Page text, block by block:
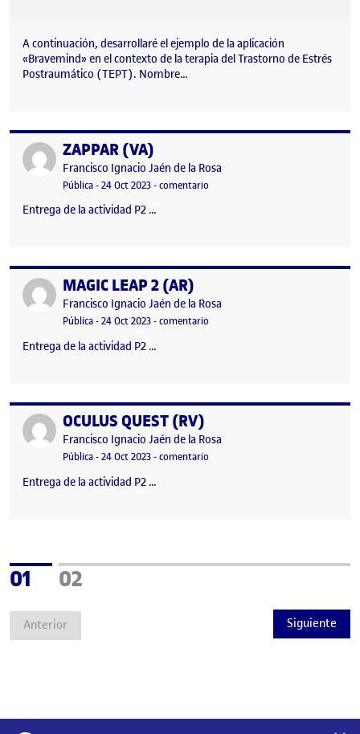
A continuación, desarrollaré el ejemplo de la aplicación
«Bravemind» en el contexto de la terapia del Trastorno de Estrés
Postraumático (TEPT). Nombre…
Publicado porZAPPAR (VA)
Publicado por
Francisco Ignacio Jaén de la Rosa
Visibilidad:
Pública-Fecha de publicación
24 Oct 2023-comentario
Entrega de la actividad P2 …
Publicado porMAGIC LEAP 2 (AR)
Publicado por
Francisco Ignacio Jaén de la Rosa
Visibilidad:
Pública-Fecha de publicación
24 Oct 2023-comentario
Entrega de la actividad P2 …
Publicado porOCULUS QUEST (RV)
Publicado por
Francisco Ignacio Jaén de la Rosa
Visibilidad:
Pública-Fecha de publicación
24 Oct 202324 octubre, 2023 12:29 pm
-comentario
Entrega de la actividad P2 …
Anterior
Página
01 Página
02
Siguiente